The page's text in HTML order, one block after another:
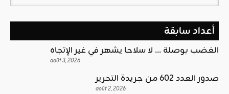
أعداد سابقة
الغضب بوصلة … لا سلاحا يشهر في غير الإتجاه
août 3, 2026
صدور العدد 602 من جريدة التحرير
août 2, 2026